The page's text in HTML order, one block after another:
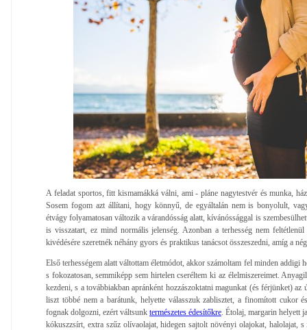
A feladat sportos, fitt kismamákká válni, ami - pláne nagytestvér és munka,
Sosem fogom azt állítani, hogy könnyű, de egyáltalán nem is bonyolult,
étvágy folyamatosan változik a várandósság alatt, kívánóssággal is
is visszatart, ez mind normális jelenség. Azonban a terhesség nem
kivédésére szeretnék néhány gyors és praktikus tanácsot összeszedni, amíg a
Első terhességem alatt váltottam életmódot, akkor számoltam fel minden addigi
s fokozatosan, semmiképp sem hirtelen cseréltem ki az élelmiszereimet.
kezdeni, s a továbbiakban apránként hozzászoktatni magunkat (és férjünket) az
liszt többé nem a barátunk, helyette válasszuk zablisztet, a finomított cukor
fognak dolgozni, ezért váltsunk természetes édesítőkre . Étolaj, margarin helyett
kókuszzsírt, extra szűz olívaolajat, hidegen sajtolt növényi olajokat, halolajat,